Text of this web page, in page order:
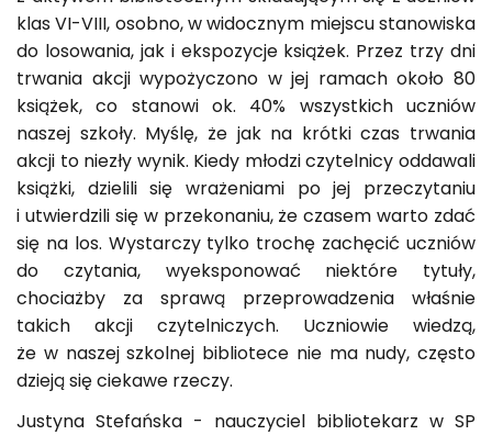
klas VI-VIII, osobno, w widocznym miejscu stanowiska
do losowania, jak i ekspozycje książek. Przez trzy dni
trwania akcji wypożyczono w jej ramach około 80
książek, co stanowi ok. 40% wszystkich uczniów
naszej szkoły. Myślę, że jak na krótki czas trwania
akcji to niezły wynik. Kiedy młodzi czytelnicy oddawali
książki, dzielili się wrażeniami po jej przeczytaniu
i utwierdzili się w przekonaniu, że czasem warto zdać
się na los. Wystarczy tylko trochę zachęcić uczniów
do czytania, wyeksponować niektóre tytuły,
chociażby za sprawą przeprowadzenia właśnie
takich akcji czytelniczych. Uczniowie wiedzą,
że w naszej szkolnej bibliotece nie ma nudy, często
dzieją się ciekawe rzeczy.
Justyna Stefańska - nauczyciel bibliotekarz w SP